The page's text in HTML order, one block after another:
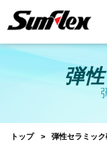
emailお問い
弾
トップ 弾性セラミック